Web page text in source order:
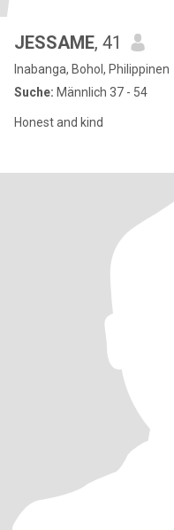
JESSAME, 41
Inabanga, Bohol, Philippinen
Suche: Männlich 37 - 54
Honest and kind